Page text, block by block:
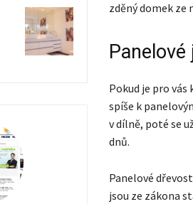
zděný domek ze
Pokud je pro
spíše k
v dílně, poté se
dnů.
Panelové
jsou ze zákona